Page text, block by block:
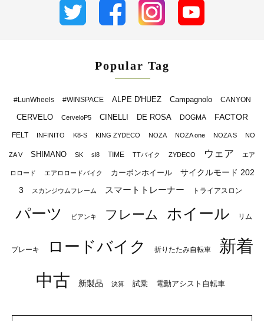
Popular Tag
#LunWheels #WINSPACE ALPE D'HUEZ Campagnolo CANYON
CERVELO CerveloP5 CINELLI DE ROSA DOGMA FACTOR
FELT INFINITO K8-S KING ZYDECO NOZA NOZA one NOZA S NO
ZA V SHIMANO SK sl8 TIME TTバイク ZYDECO ウェア エア
ロロード エアロロードバイク カーボンホイール
サイクルモード 202
3
スカンジウムフレーム スマートトレーナー トライアスロン
パーツ ビアンキ フレーム ホイール リム
ブレーキ ロードバイク 折りたたみ自転車
新着
中古
新製品 決算 試乗 電動アシスト自転車